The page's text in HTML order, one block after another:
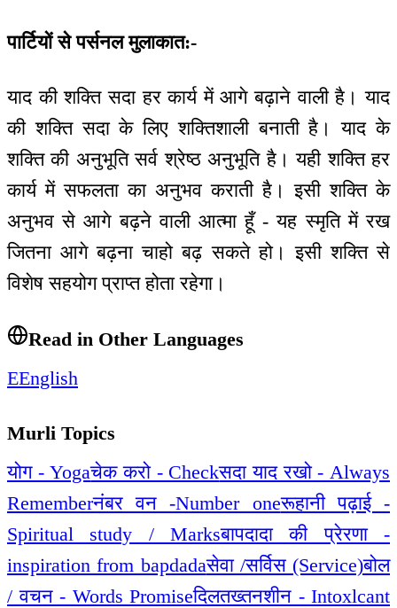
पार्टियों से पर्सनल मुलाकात:-
याद की शक्ति सदा हर कार्य में आगे बढ़ाने वाली है। याद
की शक्ति सदा के लिए शक्तिशाली बनाती है। याद के
शक्ति की अनुभूति सर्व श्रेष्ठ अनुभूति है। यही शक्ति हर
कार्य में सफलता का अनुभव कराती है। इसी शक्ति के
अनुभव से आगे बढ़ने वाली आत्मा हूँ - यह स्मृति में रख
जितना आगे बढ़ना चाहो बढ़ सकते हो। इसी शक्ति से
विशेष सहयोग प्राप्त होता रहेगा।
Read in Other Languages
EEnglish
Murli Topics
योग - Yogaचेक करो - Checkसदा याद रखो - Always
Rememberनंबर वन -Number oneरूहानी पढ़ाई -
Spiritual study / Marksबापदादा की प्रेरणा -
inspiration from bapdadaसेवा /सर्विस (Service)बोल
/ वचन - Words Promiseदिलतख्तनशीन - Intoxlcant